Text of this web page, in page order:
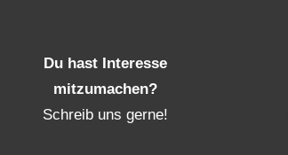
Du hast Interesse
mitzumachen?
Schreib uns gerne!